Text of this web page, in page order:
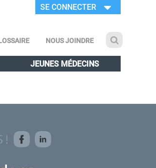
SE CONNECTER
NOUS JOINDRE
JEUNES MÉDECINS
!